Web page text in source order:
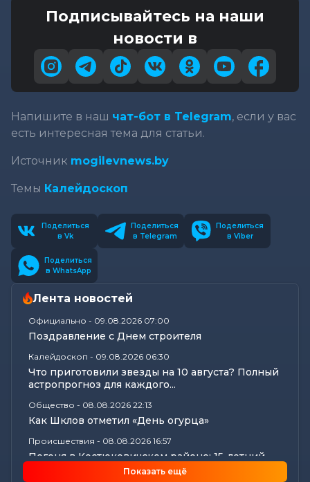
Подписывайтесь на наши
новости в
Напишите в наш чат-бот в Telegram, если у вас
есть интересная тема для статьи.
Источник mogilevnews.by
Темы Калейдоскоп
Поделиться
в Vk
Поделиться
в Telegram
Поделиться
в Viber
Поделиться
в WhatsApp
Лента новостей
Официально - 09.08.2026 07:00
Поздравление с Днем строителя
Калейдоскоп - 09.08.2026 06:30
Что приготовили звезды на 10 августа? Полный
астропрогноз для каждого...
Общество - 08.08.2026 22:13
Как Шклов отметил «День огурца»
Происшествия - 08.08.2026 16:57
Погоня в Костюковичском районе: 15-летний
мотоциклист пытался...Показать ещё